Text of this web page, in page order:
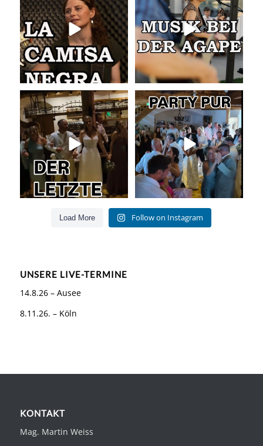
Wir lieben...
49 0
Was passiert...
54 4
Abschlusslied der Hochzeit
Was für ein...
53 0
Party pur mit mit den besten Hits
für Jung und Alt...
55 0
Load More Follow on Instagram
UNSERE LIVE-TERMINE
14.8.26 – Ausee
8.11.26. – Köln
KONTAKT
Mag. Martin Weiss